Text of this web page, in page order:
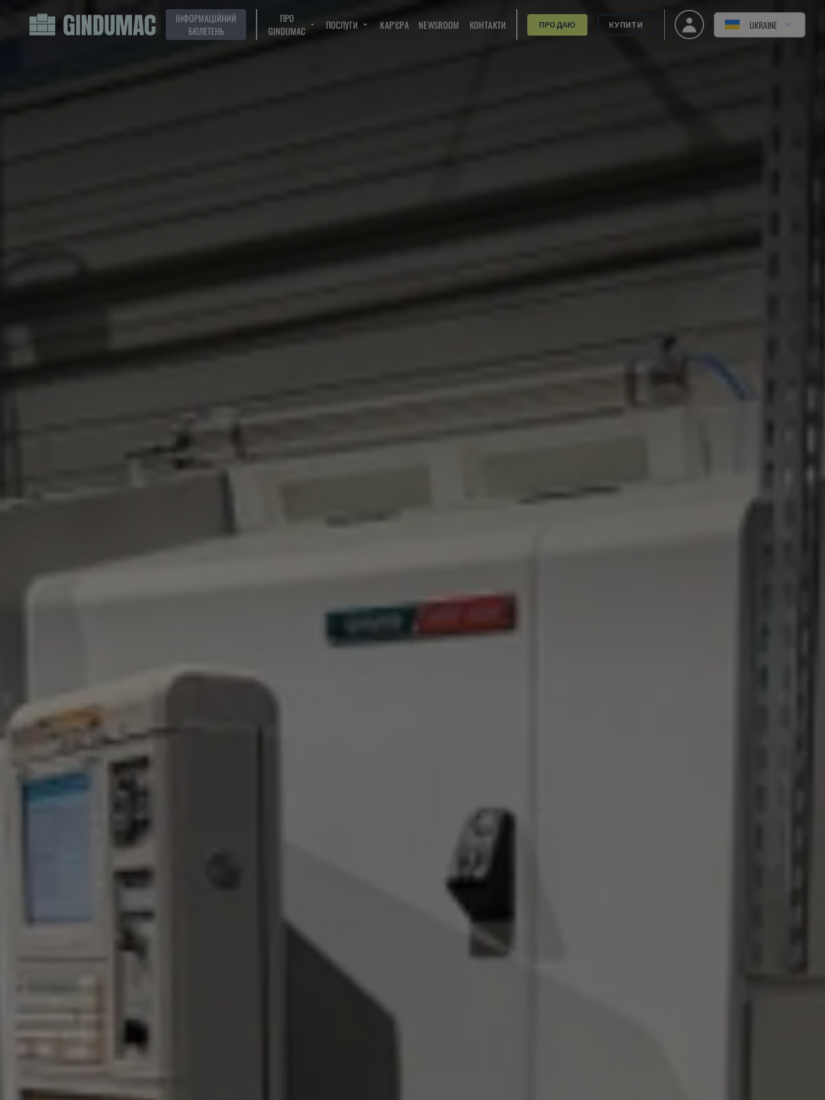
ІНФОРМАЦІЙНИЙ
БЮЛЕТЕНЬ
ПРО
GINDUMAC
ПОСЛУГИ КАР'ЄРА NEWSROOM КОНТАКТИ ПРОДАЮ КУПИТИ UKRAINE